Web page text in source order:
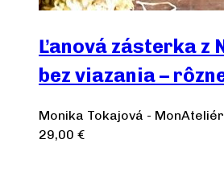
Ľanová zásterka z
bez viazania –
Monika Tokajová - MonAteliér
29,00 €